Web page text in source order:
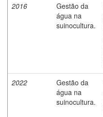
2016
Gestão da
água na
suinocultura.
2022
Gestão da
água na
suinocultura.